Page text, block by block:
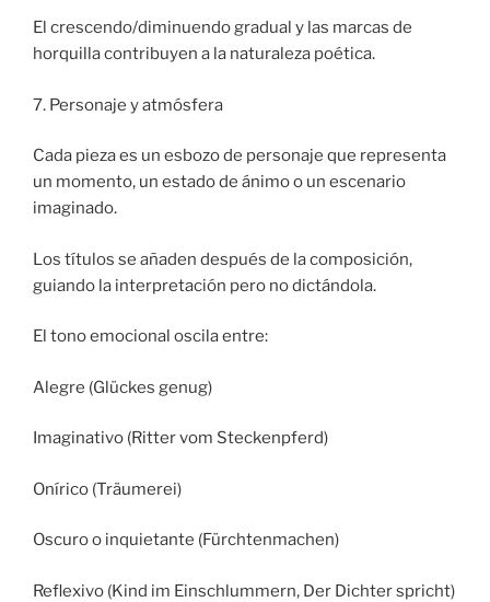
El crescendo/diminuendo gradual y las marcas de
horquilla contribuyen a la naturaleza poética.
7. Personaje y atmósfera
Cada pieza es un esbozo de personaje que representa
un momento, un estado de ánimo o un escenario
imaginado.
Los títulos se añaden después de la composición,
guiando la interpretación pero no dictándola.
El tono emocional oscila entre:
Alegre (Glückes genug)
Imaginativo (Ritter vom Steckenpferd)
Onírico (Träumerei)
Oscuro o inquietante (Fürchtenmachen)
Reflexivo (Kind im Einschlummern, Der Dichter spricht)